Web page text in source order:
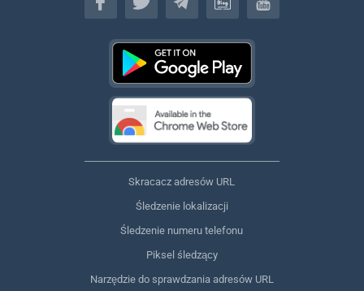
Skracacz adresów URL
Śledzenie lokalizacji
Śledzenie numeru telefonu
Piksel śledzący
Narzędzie do sprawdzania adresów URL